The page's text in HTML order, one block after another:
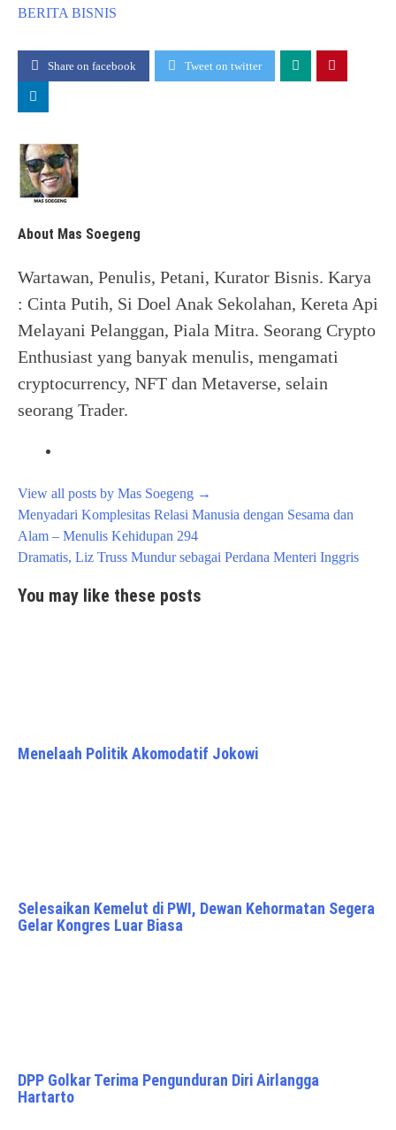
BERITA BISNIS
Share on facebook Tweet on twitter
About Mas Soegeng
Wartawan, Penulis, Petani, Kurator Bisnis. Karya
: Cinta Putih, Si Doel Anak Sekolahan, Kereta Api
Melayani Pelanggan, Piala Mitra. Seorang Crypto
Enthusiast yang banyak menulis, mengamati
cryptocurrency, NFT dan Metaverse, selain
seorang Trader.
View all posts by Mas Soegeng →
Post
navigation
Menyadari Komplesitas Relasi Manusia dengan Sesama dan
Alam – Menulis Kehidupan 294
Dramatis, Liz Truss Mundur sebagai Perdana Menteri Inggris
You may like these posts
Menelaah Politik Akomodatif Jokowi
Selesaikan Kemelut di PWI, Dewan Kehormatan Segera
Gelar Kongres Luar Biasa
DPP Golkar Terima Pengunduran Diri Airlangga
Hartarto